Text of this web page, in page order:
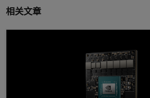
相关文章